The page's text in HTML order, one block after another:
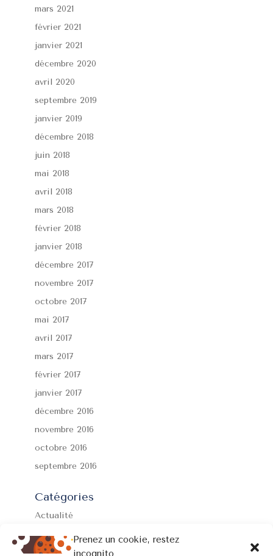
Prenez un cookie, restez
incognito
mars 2021
février 2021
janvier 2021
décembre 2020
avril 2020
septembre 2019
janvier 2019
décembre 2018
juin 2018
mai 2018
avril 2018
mars 2018
février 2018
janvier 2018
décembre 2017
novembre 2017
octobre 2017
mai 2017
avril 2017
mars 2017
février 2017
janvier 2017
décembre 2016
novembre 2016
octobre 2016
septembre 2016
Catégories
Actualité
Formations
Non classé